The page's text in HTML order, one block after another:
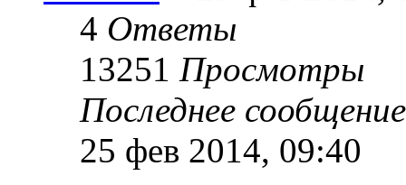
4 Ответы
13251 Просмотры
Последнее
25 фев 2014, 09:40